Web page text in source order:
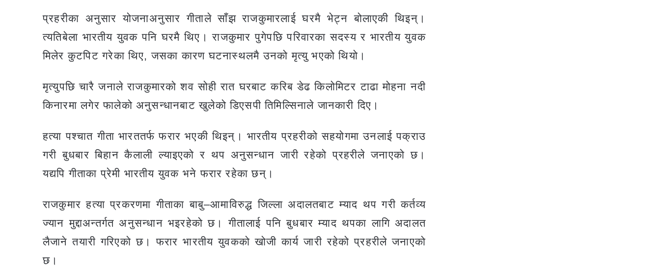
प्रहरीका अनुसार योजनाअनुसार गीताले साँझ राजकुमारलाई घरमै भेट्न बोलाएकी थिइन्।
त्यतिबेला भारतीय युवक पनि घरमै थिए। राजकुमार पुगेपछि परिवारका सदस्य र भारतीय युवक
मिलेर कुटपिट गरेका थिए, जसका कारण घटनास्थलमै उनको मृत्यु भएको थियो।
मृत्युपछि चारै जनाले राजकुमारको शव सोही रात घरबाट करिब डेढ किलोमिटर टाढा मोहना नदी
किनारमा लगेर फालेको अनुसन्धानबाट खुलेको डिएसपी तिमिल्सिनाले जानकारी दिए।
हत्या पश्चात गीता भारततर्फ फरार भएकी थिइन्। भारतीय प्रहरीको सहयोगमा उनलाई पक्राउ
गरी बुधबार बिहान कैलाली ल्याइएको र थप अनुसन्धान जारी रहेको प्रहरीले जनाएको छ।
यद्यपि गीताका प्रेमी भारतीय युवक भने फरार रहेका छन्।
राजकुमार हत्या प्रकरणमा गीताका बाबु–आमाविरुद्ध जिल्ला अदालतबाट म्याद थप गरी कर्तव्य
ज्यान मुद्दाअन्तर्गत अनुसन्धान भइरहेको छ। गीतालाई पनि बुधबार म्याद थपका लागि अदालत
लैजाने तयारी गरिएको छ। फरार भारतीय युवकको खोजी कार्य जारी रहेको प्रहरीले जनाएको
छ।